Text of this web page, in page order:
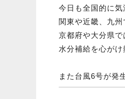
今日も全国的に気
関東や近畿、九
京都府や大分県
水分補給を心が
また台風6号が発